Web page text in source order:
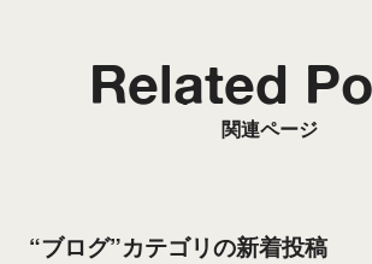
関連ページ
Related
“ブログ”カテゴリの新着投稿